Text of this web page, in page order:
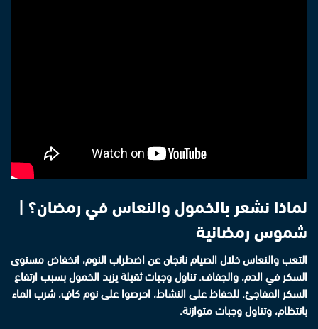
لماذا نشعر بالخمول والنعاس في رمضان؟ |
شموس رمضانية
التعب والنعاس خلال الصيام ناتجان عن اضطراب النوم، انخفاض مستوى
السكر في الدم، والجفاف. تناول وجبات ثقيلة يزيد الخمول بسبب ارتفاع
السكر المفاجئ. للحفاظ على النشاط، احرصوا على نوم كافٍ، شرب الماء
بانتظام، وتناول وجبات متوازنة.